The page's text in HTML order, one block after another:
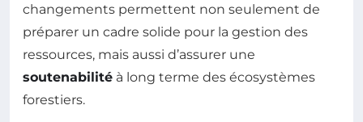
changements permettent non seulement de
préparer un cadre solide pour la gestion des
ressources, mais aussi d’assurer une
soutenabilité à long terme des écosystèmes
forestiers.